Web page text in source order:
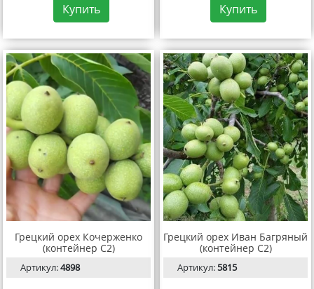
Купить Купить
Грецкий орех Кочерженко
(контейнер С2)
Артикул:4898
Грецкий орех Иван Багряный
(контейнер С2)
Артикул:5815